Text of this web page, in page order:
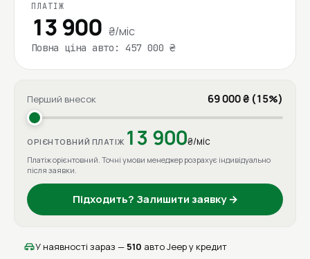
ПЛАТІЖ
13 900 ₴/міс
Повна ціна авто: 457 000 ₴
Перший внесок 69 000 ₴ (15%)
ОРІЄНТОВНИЙ ПЛАТІЖ 13 900₴/міс
Платіж орієнтовний. Точні умови менеджер розрахує індивідуально
після заявки.
Підходить? Залишити заявку →
У наявності зараз —510 авто Jeep у кредит